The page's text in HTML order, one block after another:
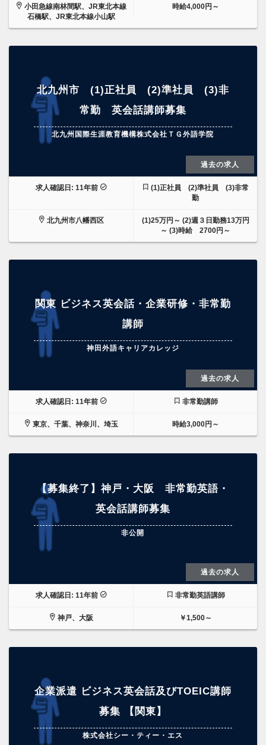
小田急線南林間駅、JR東北本線
石橋駅、JR東北本線小山駅
時給4,000円～
北九州市 (1)正社員 (2)準社員 (3)非
常勤 英会話講師募集
北九州国際生涯教育機構株式会社ＴＧ外語学院
過去の求人
求人確認日: 11年前
(1)正社員 (2)準社員 (3)非常
勤
北九州市八幡西区
(1)25万円～ (2)週３日勤務13万円
～ (3)時給 2700円～
関東 ビジネス英会話・企業研修・非常勤
講師
神田外語キャリアカレッジ
過去の求人
求人確認日: 11年前 非常勤講師
東京、千葉、神奈川、埼玉 時給3,000円～
【募集終了】神戸・大阪 非常勤英語・
英会話講師募集
非公開
過去の求人
求人確認日: 11年前 非常勤英語講師
神戸、大阪 ￥1,500～
企業派遣 ビジネス英会話及びTOEIC講師
募集 【関東】
株式会社シー・ティー・エス